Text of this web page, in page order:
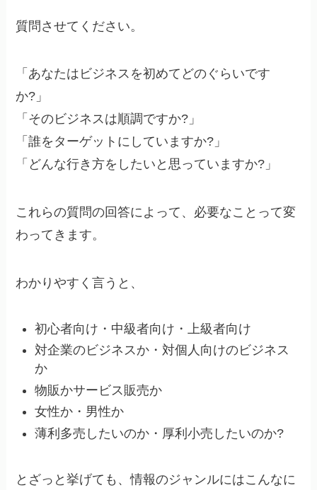
質問させてください。
「あなたはビジネスを初めてどのぐらいです
か?」
「そのビジネスは順調ですか?」
「誰をターゲットにしていますか?」
「どんな行き方をしたいと思っていますか?」
これらの質問の回答によって、必要なことって変
わってきます。
わかりやすく言うと、
初心者向け・中級者向け・上級者向け
対企業のビジネスか・対個人向けのビジネス
か
物販かサービス販売か
女性か・男性か
薄利多売したいのか・厚利小売したいのか?
とざっと挙げても、情報のジャンルにはこんなに